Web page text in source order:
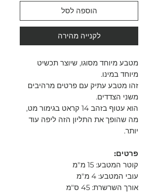
הוספה לסל
לקנייה מהירה
מטבע מיוחד מסוגו, שיוצר תכשיט
מיוחד במינו.
זהו מטבע עתיק עם פרטים מרהיבים
משני הצדדים.
הוא עטוף בזהב 14 קראט בגימור מט,
מה שהופך את התליון הזה ליפה עוד
יותר.
פרטים:
קוטר המטבע: 15 מ"מ
עובי המטבע: 4 מ"מ
אורך השרשרת: 45 ס"מ